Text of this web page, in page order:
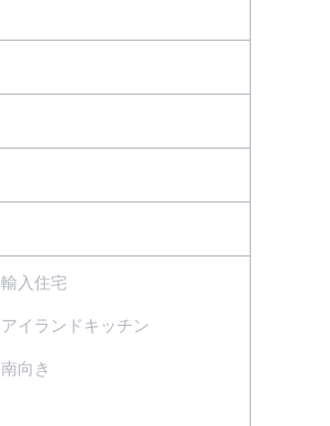
輸入住宅
アイランドキッチン
南向き